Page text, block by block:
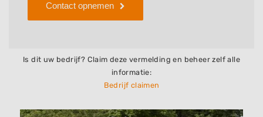
Contact opnemen
Is dit uw bedrijf? Claim deze vermelding en beheer zelf alle
informatie:
Bedrijf claimen